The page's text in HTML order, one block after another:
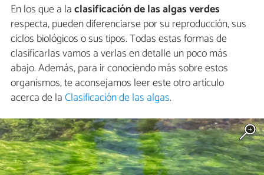
En los que a laclasificación de las algas verdes
respecta, pueden diferenciarse por su reproducción, sus
ciclos biológicos o sus tipos. Todas estas formas de
clasificarlas vamos a verlas en detalle un poco más
abajo. Además, para ir conociendo más sobre estos
organismos, te aconsejamos leer este otro artículo
acerca de laClasificación de las algas.